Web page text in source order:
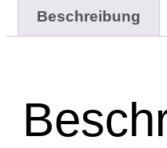
Beschreibung